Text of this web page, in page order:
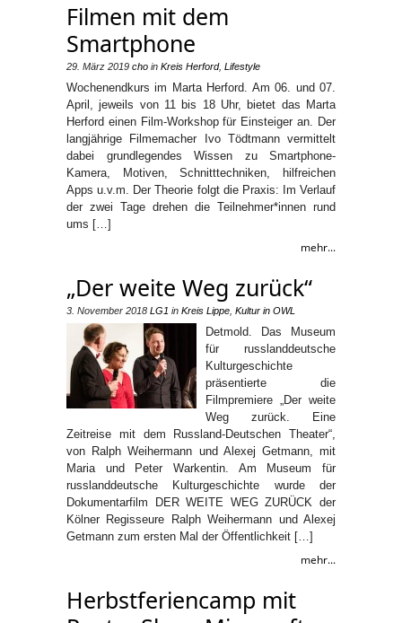
Filmen mit dem
Smartphone
29. März 2019 cho in Kreis Herford, Lifestyle
Wochenendkurs im Marta Herford. Am 06. und 07.
April, jeweils von 11 bis 18 Uhr, bietet das Marta
Herford einen Film-Workshop für Einsteiger an. Der
langjährige Filmemacher Ivo Tödtmann vermittelt
dabei grundlegendes Wissen zu Smartphone-
Kamera, Motiven, Schnitttechniken, hilfreichen
Apps u.v.m. Der Theorie folgt die Praxis: Im Verlauf
der zwei Tage drehen die Teilnehmer*innen rund
ums […]
mehr...
„Der weite Weg zurück“
3. November 2018 LG1 in Kreis Lippe Kultur in OWL
Detmold. Das Museum
für russlanddeutsche
Kulturgeschichte
präsentierte die
Filmpremiere „Der weite
Weg zurück. Eine
Zeitreise mit dem Russland-Deutschen Theater“,
von Ralph Weihermann und Alexej Getmann, mit
Maria und Peter Warkentin. Am Museum für
russlanddeutsche Kulturgeschichte wurde der
Dokumentarfilm DER WEITE WEG ZURÜCK der
Kölner Regisseure Ralph Weihermann und Alexej
Getmann zum ersten Mal der Öffentlichkeit […]
mehr...
Herbstferiencamp mit